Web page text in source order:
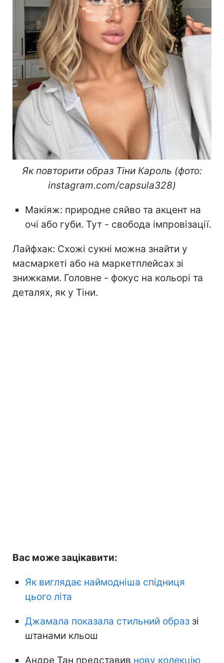
Як повторити образ Тіни Кароль (фото:
instagram.com/capsula328​​​​​​​)
Макіяж: природне сяйво та акцент на
очі або губи. Тут - свобода імпровізації.
Лайфхак: Схожі сукні можна знайти у
масмаркеті або на маркетплейсах зі
знижками. Головне - фокус на кольорі та
деталях, як у Тіни.
Вас може зацікавити:
Як виглядає наймодніша спідниця
цього літа
Джамала показала стильний образ зі
штанами кльош
Андре Тан представив нову колекцію